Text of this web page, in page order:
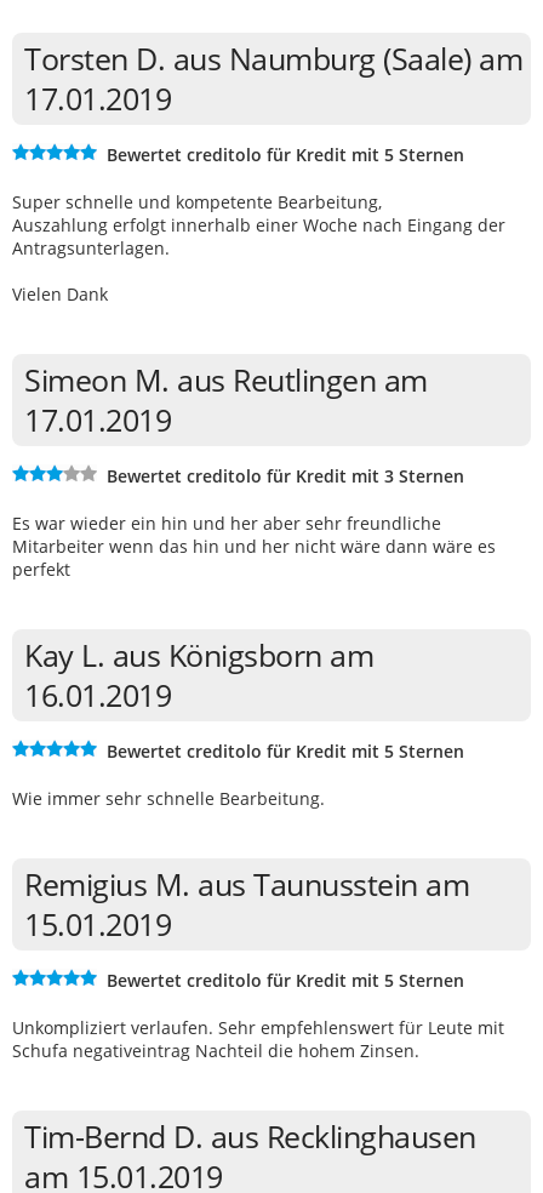
Torsten D. aus Naumburg (Saale) am
17.01.2019
Bewertet creditolo für Kredit mit 5 Sternen
Super schnelle und kompetente Bearbeitung,
Auszahlung erfolgt innerhalb einer Woche nach Eingang der
Antragsunterlagen.
Vielen Dank
Simeon M. aus Reutlingen am
17.01.2019
Bewertet creditolo für Kredit mit 3 Sternen
Es war wieder ein hin und her aber sehr freundliche
Mitarbeiter wenn das hin und her nicht wäre dann wäre es
perfekt
Kay L. aus Königsborn am
16.01.2019
Bewertet creditolo für Kredit mit 5 Sternen
Wie immer sehr schnelle Bearbeitung.
Remigius M. aus Taunusstein am
15.01.2019
Bewertet creditolo für Kredit mit 5 Sternen
Unkompliziert verlaufen. Sehr empfehlenswert für Leute mit
Schufa negativeintrag Nachteil die hohem Zinsen.
Tim-Bernd D. aus Recklinghausen
am 15.01.2019